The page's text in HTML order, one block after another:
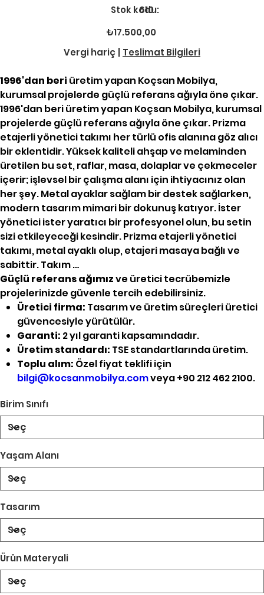
Stok kodu:
Stok
kodu:
610
Fiyat
₺17.500,00
Vergi hariç
Teslimat Bilgileri
1996'dan beri üretim yapan Koçsan Mobilya,
kurumsal projelerde güçlü referans ağıyla öne çıkar.
1996'dan beri üretim yapan Koçsan Mobilya, kurumsal
projelerde güçlü referans ağıyla öne çıkar. Prizma
etajerli yönetici takımı her türlü ofis alanına göz alıcı
bir eklentidir. Yüksek kaliteli ahşap ve melaminden
üretilen bu set, raflar, masa, dolaplar ve çekmeceler
içerir; işlevsel bir çalışma alanı için ihtiyacınız olan
her şey. Metal ayaklar sağlam bir destek sağlarken,
modern tasarım mimari bir dokunuş katıyor. İster
yönetici ister yaratıcı bir profesyonel olun, bu setin
sizi etkileyeceği kesindir. Prizma etajerli yönetici
takımı, metal ayaklı olup, etajeri masaya bağlı ve
sabittir. Takım …
Güçlü referans ağımızve üretici tecrübemizle
projelerinizde güvenle tercih edebilirsiniz.
Üretici firma: Tasarım ve üretim süreçleri üretici
güvencesiyle yürütülür.
Garanti: 2 yıl garanti kapsamındadır.
Üretim standardı: TSE standartlarında üretim.
Toplu alım: Özel fiyat teklifi için
bilgi@kocsanmobilya.comveya +90 212 462 2100.
Birim Sınıfı
Yaşam Alanı
Tasarım
Ürün Materyali